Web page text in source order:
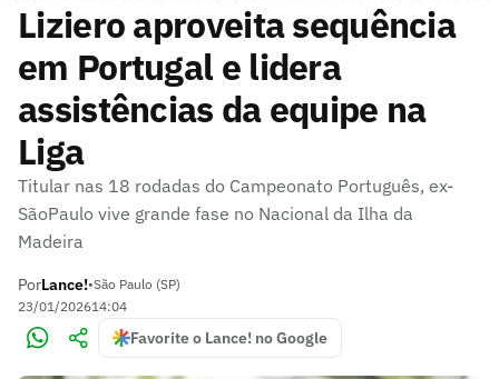
Liziero aproveita sequência
em Portugal e lidera
assistências da equipe na
Liga
Titular nas 18 rodadas do Campeonato Português, ex-
SãoPaulo vive grande fase no Nacional da Ilha da
Madeira
PorLance!•São Paulo (SP)
23/01/202614:04
Favorite o Lance! no Google